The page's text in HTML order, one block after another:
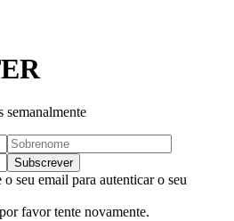
semanalmente
seu email para autenticar o seu
favor tente novamente.